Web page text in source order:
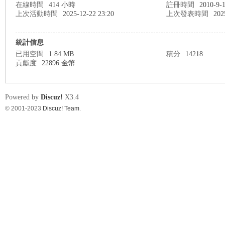
nF
在線時間
414 小時 註冊時間
2010-9-
上次活動時間
2025-12-22 23:20 上次發表時間
統計信息
已用空間
1.84 MB 積分
14218
貢獻度
22896 金幣
Powered by Discuz! X3.4
© 2001-2023 Discuz! Team.